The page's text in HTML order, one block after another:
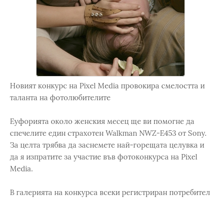
Новият конкурс на Pixel Media провокира смелостта и
таланта на фотолюбителите
Еуфорията около женския месец ще ви помогне да
спечелите един страхотен Walkman NWZ-E453 от Sony.
За целта трябва да заснемете най-горещата целувка и
да я изпратите за участие във фотоконкурса на Pixel
Media.
В галерията на конкурса всеки регистриран потребител